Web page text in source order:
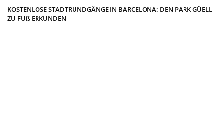
KOSTENLOSE STADTRUNDGÄNGE IN BARCELONA: DEN PARK GÜELL
ZU FUß ERKUNDEN